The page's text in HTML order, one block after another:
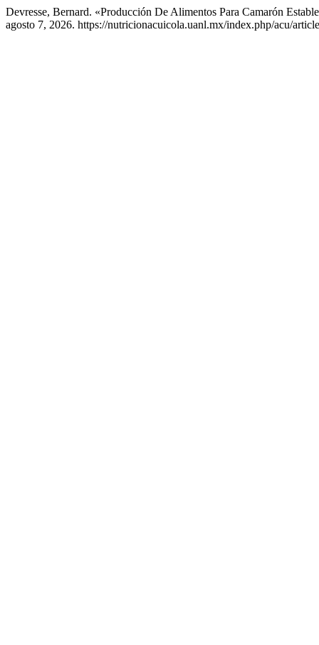
Devresse, Bernard. «Producción De Alimentos Para Camarón
agosto 7, 2026. https://nutricionacuicola.uanl.mx/index.php/acu/